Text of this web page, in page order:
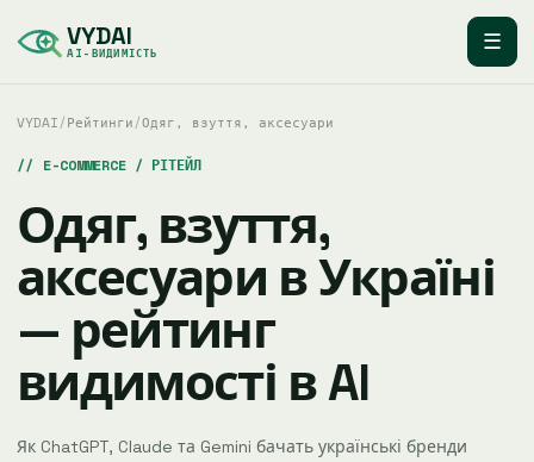
VYDAI
AI-ВИДИМІСТЬ ☰
VYDAI/Рейтинги/Одяг, взуття, аксесуари
E-COMMERCE / РІТЕЙЛ
Одяг, взуття,
аксесуари в Україні
— рейтинг
видимості в AI
Як ChatGPT, Claude та Gemini бачать українські бренди